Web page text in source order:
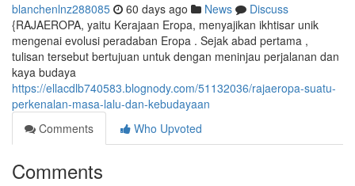
blanchenlnz288085 60 days ago News
Discuss
{RAJAEROPA, yaitu Kerajaan Eropa, menyajikan ikhtisar unik
mengenai evolusi peradaban Eropa . Sejak abad pertama ,
tulisan tersebut bertujuan untuk dengan meninjau perjalanan dan
kaya budaya
https://ellacdlb740583.blognody.com/51132036/rajaeropa-suatu-
perkenalan-masa-lalu-dan-kebudayaan
Comments
Who Upvoted
Comments